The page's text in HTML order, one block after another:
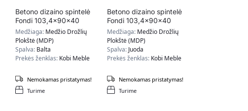
Betono dizaino spintelė
Fondi 103,4x90x40
cm, baltos spalvos
Medžiaga: Medžio Drožlių
Plokštė (MDP)
Spalva: Balta
Prekės ženklas: Kobi Meble
Turime
Nemokamas pristatymas!
Betono dizaino spintelė
Fondi 103,4x90x40
cm, juodos spalvos
Medžiaga: Medžio Drožlių
Plokštė (MDP)
Spalva: Juoda
Prekės ženklas: Kobi Meble
Turime
Nemokamas pristatymas!